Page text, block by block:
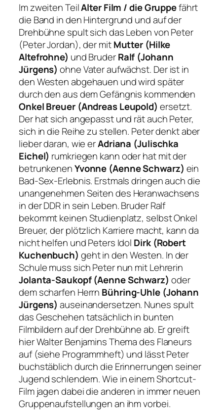
Im zweiten TeilAlter Film / die Gruppefährt
die Band in den Hintergrund und auf der
Drehbühne spult sich das Leben von Peter
(Peter Jordan), der mitMutter (Hilke
Altefrohne) und BruderRalf (Johann
Jürgens) ohne Vater aufwächst. Der ist in
den Westen abgehauen und wird später
durch den aus dem Gefängnis kommenden
Onkel Breuer (Andreas Leupold) ersetzt.
Der hat sich angepasst und rät auch Peter,
sich in die Reihe zu stellen. Peter denkt aber
lieber daran, wie erAdriana (Julischka
Eichel) rumkriegen kann oder hat mit der
betrunkenenYvonne (Aenne Schwarz) ein
Bad-Sex-Erlebnis. Erstmals dringen auch die
unangenehmen Seiten des Heranwachsens
in der DDR in sein Leben. Bruder Ralf
bekommt keinen Studienplatz, selbst Onkel
Breuer, der plötzlich Karriere macht, kann da
nicht helfen und Peters Idol Dirk (Robert
Kuchenbuch) geht in den Westen. In der
Schule muss sich Peter nun mit Lehrerin
Jolanta-Saukopf (Aenne Schwarz) oder
dem scharfen Herrn Bühring-Uhle (Johann
Jürgens)auseinandersetzen. Nunes spult
das Geschehen tatsächlich in bunten
Filmbildern auf der Drehbühne ab. Er greift
hier Walter Benjamins Thema des Flaneurs
auf (siehe Programmheft) und lässt Peter
buchstäblich durch die Erinnerrungen seiner
Jugend schlendern. Wie in einem Shortcut-
Film jagen dabei die anderen in immer neuen
Gruppenaufstellungen an ihm vorbei.